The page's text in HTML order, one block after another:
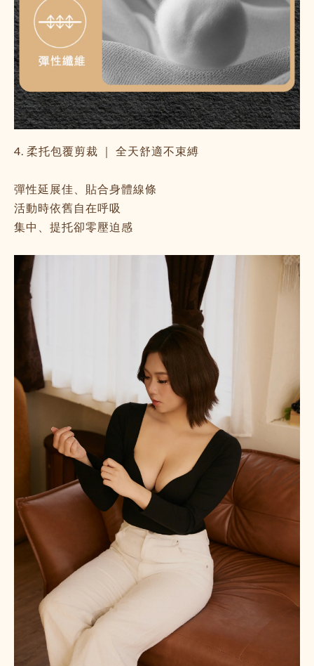
4. 柔托包覆剪裁 ｜ 全天舒適不束縛
彈性延展佳、貼合身體線條
活動時依舊自在呼吸
集中、提托卻零壓迫感